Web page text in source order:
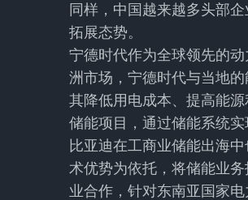
同样，中国越来越多头部
拓展态势。
宁德时代作为全球领先的
洲市场，宁德时代与当地
其降低用电成本、提高能
储能项目，通过储能系统
比亚迪在工商业储能出海
术优势为依托，将储能业
业合作，针对东南亚国家